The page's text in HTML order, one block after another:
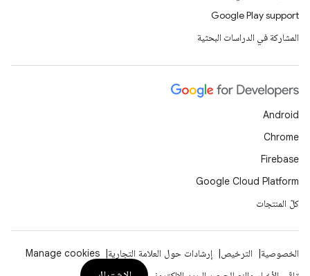
Google Play support
المشاركة في الدراسات البحثية
Android
Chrome
Firebase
Google Cloud Platform
كلّ المنتجات
الخصوصية الترخيص إرشادات حول العلامة التجارية
Manage cookies